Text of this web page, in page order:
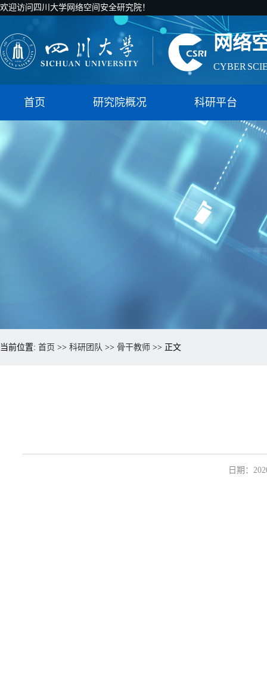
欢迎访问四川大学网络空间安全研究院！
网络
CYBER
国家智能
首页 研究院概况 科研平台
当前位置: 首页 >> 科研团队 >> 骨干教师 >> 正文
日期：